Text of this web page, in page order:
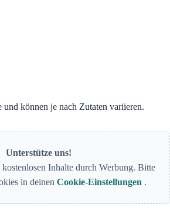
können je nach Zutaten variieren.
Unterstütze uns!
Inhalte durch Werbung. Bitte
in deinen Cookie-Einstellungen .